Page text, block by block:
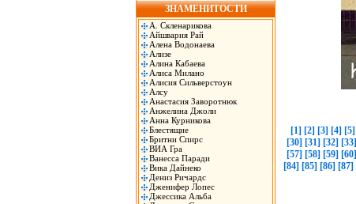
ЗНАМЕНИТОСТИ
А. Скленарикова
Айшвария Рай
Алена Водонаева
Ализе
Алина Кабаева
Алиса Милано
Алисия Сильверстоун
Алсу
Анастасия Заворотнюк
Анжелина Джоли
Анна Курникова
Блестящие
Бритни Спирс
ВИА Гра
Ванесса Паради
Вика Дайнеко
Дениз Ричардс
Дженифер Лопес
Джессика Альба
[1] [2] [3] [4] [5]
[30] [31] [32] [33]
[57] [58] [59] [60]
[84] [85] [86] [87]